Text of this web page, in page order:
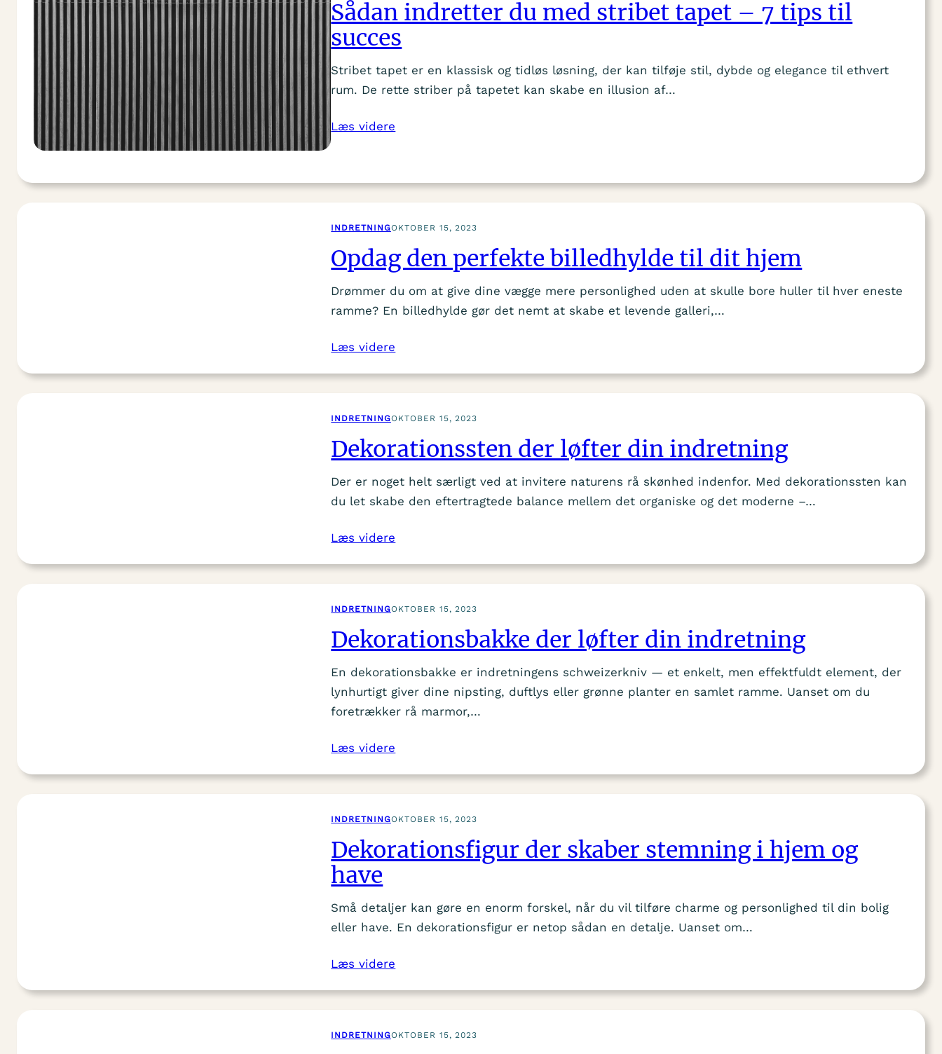
Sådan indretter du med stribet tapet – 7 tips til
succes
Stribet tapet er en klassisk og tidløs løsning, der kan tilføje stil, dybde og elegance til ethvert
rum. De rette striber på tapetet kan skabe en illusion af…
Læs videre
INDRETNINGOKTOBER 15, 2023
Opdag den perfekte billedhylde til dit hjem
Drømmer du om at give dine vægge mere personlighed uden at skulle bore huller til hver eneste
ramme? En billedhylde gør det nemt at skabe et levende galleri,…
Læs videre
INDRETNINGOKTOBER 15, 2023
Dekorationssten der løfter din indretning
Der er noget helt særligt ved at invitere naturens rå skønhed indenfor. Med dekorationssten kan
du let skabe den eftertragtede balance mellem det organiske og det moderne –…
Læs videre
INDRETNINGOKTOBER 15, 2023
Dekorationsbakke der løfter din indretning
En dekorationsbakke er indretningens schweizerkniv — et enkelt, men effektfuldt element, der
lynhurtigt giver dine nipsting, duftlys eller grønne planter en samlet ramme. Uanset om du
foretrækker rå marmor,…
Læs videre
INDRETNINGOKTOBER 15, 2023
Dekorationsfigur der skaber stemning i hjem og
have
Små detaljer kan gøre en enorm forskel, når du vil tilføre charme og personlighed til din bolig
eller have. En dekorationsfigur er netop sådan en detalje. Uanset om…
Læs videre
INDRETNINGOKTOBER 15, 2023